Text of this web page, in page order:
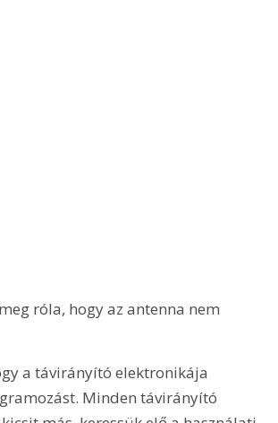
róla, hogy az antenna nem
a távirányító elektronikája
Minden távirányító